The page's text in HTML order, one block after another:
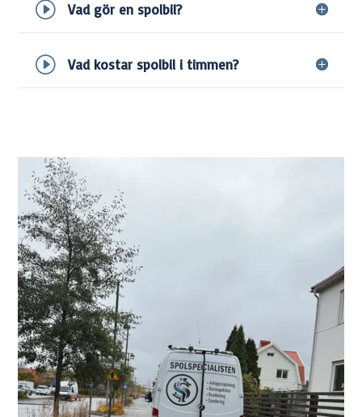
Vad gör en spolbil?
Vad kostar spolbil i timmen?